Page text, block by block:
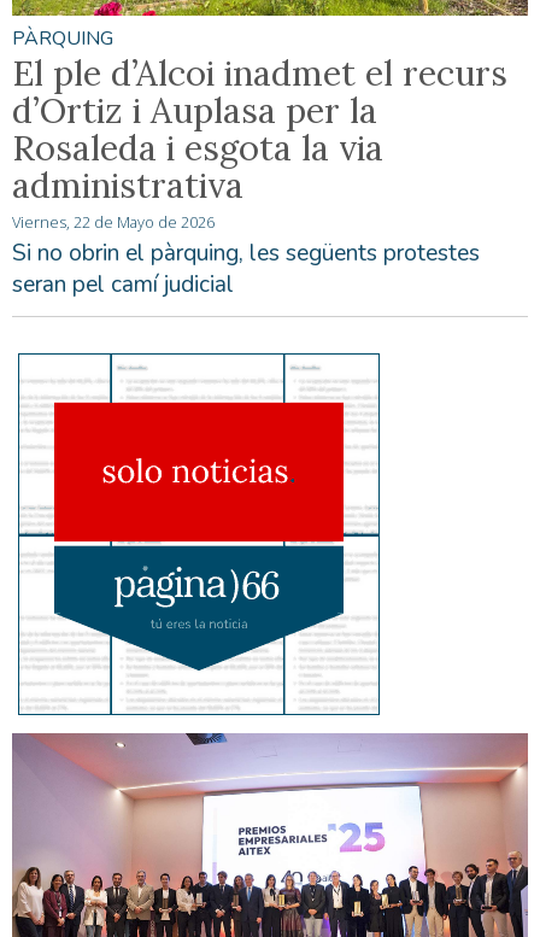
PÀRQUING
El ple d’Alcoi inadmet el recurs
d’Ortiz i Auplasa per la
Rosaleda i esgota la via
administrativa
Viernes, 22 de Mayo de 2026
Si no obrin el pàrquing, les següents protestes
seran pel camí judicial